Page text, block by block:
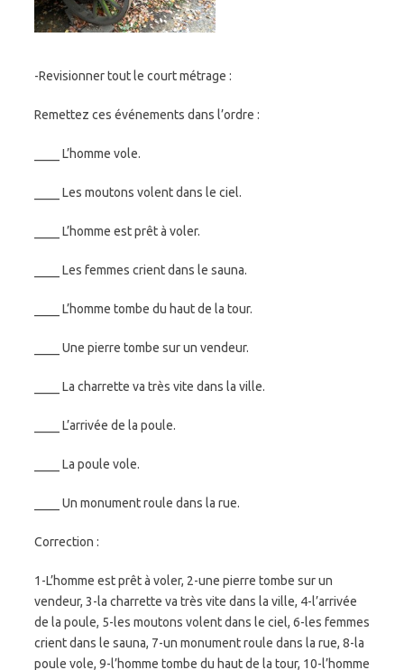
-Revisionner tout le court métrage :
Remettez ces événements dans l’ordre :
____ L’homme vole.
____ Les moutons volent dans le ciel.
____ L’homme est prêt à voler.
____ Les femmes crient dans le sauna.
____ L’homme tombe du haut de la tour.
____ Une pierre tombe sur un vendeur.
____ La charrette va très vite dans la ville.
____ L’arrivée de la poule.
____ La poule vole.
____ Un monument roule dans la rue.
Correction :
1-L’homme est prêt à voler, 2-une pierre tombe sur un
vendeur, 3-la charrette va très vite dans la ville, 4-l’arrivée
de la poule, 5-les moutons volent dans le ciel, 6-les femmes
crient dans le sauna, 7-un monument roule dans la rue, 8-la
poule vole, 9-l’homme tombe du haut de la tour, 10-l’homme